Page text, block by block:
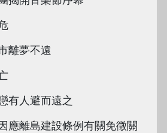
離夢不遠
有人避而遠之
應離島建設條例有關免徵關